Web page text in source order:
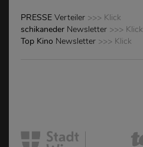
PRESSE Verteiler >>> Klick
schikaneder Newsletter >>> Klick
Top Kino Newsletter >>> Klick